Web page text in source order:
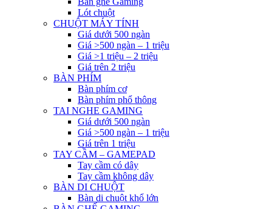
Lót chuột
CHUỘT MÁY TÍNH
Giá dưới 500 ngàn
Giá >500 ngàn – 1 triệu
Giá >1 triệu – 2 triệu
Giá trên 2 triệu
BÀN PHÍM
Bàn phím cơ
Bàn phím phổ thông
TAI NGHE GAMING
Giá dưới 500 ngàn
Giá >500 ngàn – 1 triệu
Giá trên 1 triệu
TAY CẦM – GAMEPAD
Tay cầm có dây
Tay cầm không dây
BÀN DI CHUỘT
Bàn di chuột khổ lớn